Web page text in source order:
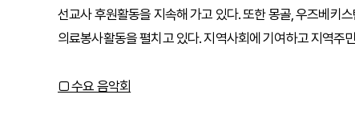
선교사 후원활동을 지속해 가고 있다. 또한 몽골, 우즈베키
의료봉사활동을 펼치고 있다. 지역사회에 기여하고 지역주
□ 수요 음악회